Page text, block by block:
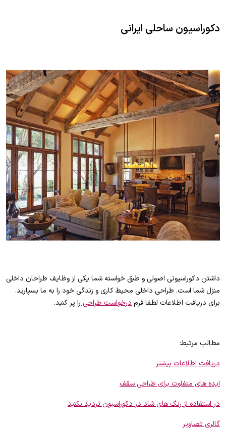
دکوراسیون ساحلی ایرانی
داشتن دکوراسیونی اصولی و طبق خواسته شما یکی از وظایف طراحان داخلی
منزل شما است. طراحی داخلی محیط کاری و زندگی خود را به ما بسپارید.
برای دریافت اطلاعات لطفا فرمدرخواست طراحیرا پر کنید.
مطالب مرتبط:
دریافت اطلاعات بیشتر
ایده های متفاوت برای طراحی سقف
در استفاده از رنگ های شاد در دکوراسیون تردید نکنید
گالری تصاویر